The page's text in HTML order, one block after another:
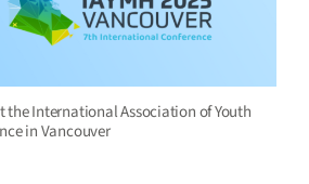
the International Association of Youth
in Vancouver